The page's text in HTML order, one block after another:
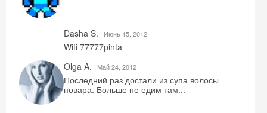
Dasha S. Июнь 15, 2012
Wifi 77777pinta
Olga A.
Май 24, 2012
Последний раз достали из супа волосы
повара. Больше не едим там...